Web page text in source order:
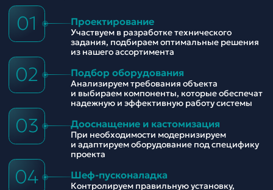
01 Проектирование
Участвуем в разработке технического
задания, подбираем оптимальные решения
из нашего ассортимента
02 Подбор оборудования
Анализируем требования объекта
и выбираем компоненты, которые обеспечат
надежную и эффективную работу системы
03 Дооснащение и кастомизация
При необходимости модернизируем
и адаптируем оборудование под специфику
проекта
04 Шеф-пусконаладка
Контролируем правильную установку,